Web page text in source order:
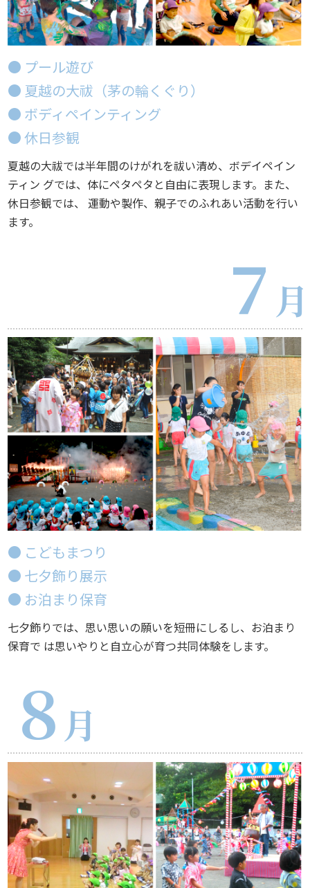
● プール遊び
● 夏越の大祓（茅の輪くぐり）
● ボディペインティング
● 休日参観
夏越の大祓では半年間のけがれを祓い清め、ボデイペイン
ティン グでは、体にペタペタと自由に表現します。また、
休日参観では、 運動や製作、親子でのふれあい活動を行い
ます。
７ 月
● こどもまつり
● 七夕飾り展示
● お泊まり保育
七夕飾りでは、思い思いの願いを短冊にしるし、お泊まり
保育で は思いやりと自立心が育つ共同体験をします。
８ 月